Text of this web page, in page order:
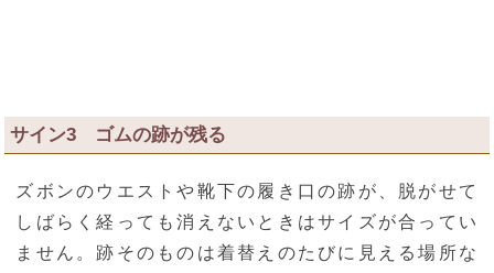
サイン3 ゴムの跡が残る
ズボンのウエストや靴下の履き口の跡が、脱がせて
しばらく経っても消えないときはサイズが合ってい
ません。跡そのものは着替えのたびに見える場所な